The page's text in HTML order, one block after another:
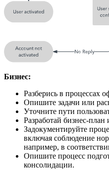
Бизнес:
Разберись в процессах
Опишите задачи или
Уточните пути
Разработай бизнес-
Задокументируйте
включая соблюдение
например, в
Опишите процесс
консолидации.